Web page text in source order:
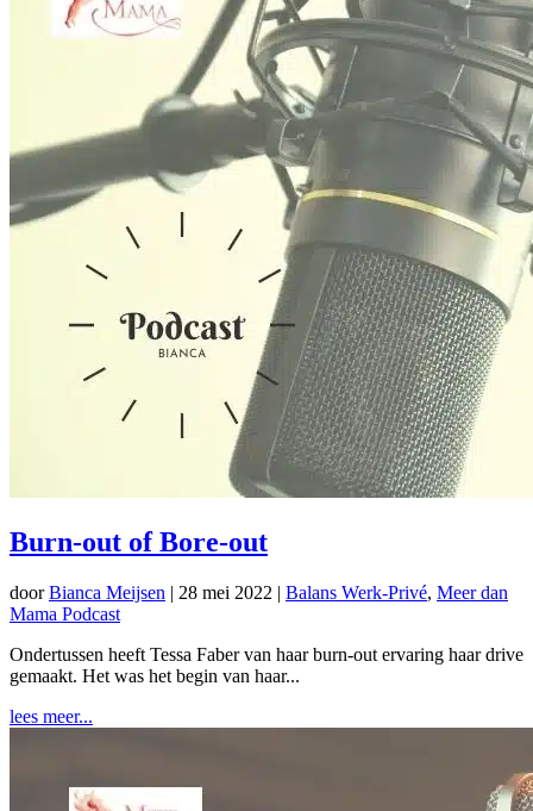
Burn-out of Bore-out
doorBianca Meijsen | 28 mei 2022 | Balans Werk-Privé, Meer dan
Mama Podcast
Ondertussen heeft Tessa Faber van haar burn-out ervaring haar drive
gemaakt. Het was het begin van haar...
lees meer...